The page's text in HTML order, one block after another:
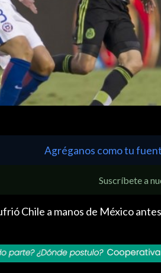
Agréganos como tu
Suscríbete a
Chile a manos de México